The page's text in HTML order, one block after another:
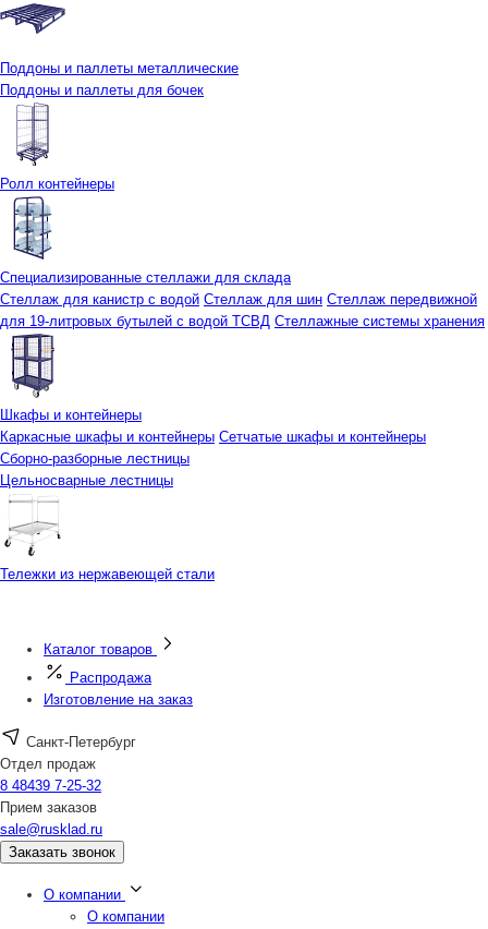
Поддоны и паллеты металлические
Поддоны и паллеты для бочек
Ролл контейнеры
Специализированные стеллажи для склада
Стеллаж для канистр с водой Стеллаж для шин Стеллаж передвижной
для 19-литровых бутылей с водой ТСВД Стеллажные системы хранения
Шкафы и контейнеры
Каркасные шкафы и контейнеры Сетчатые шкафы и контейнеры
Сборно-разборные лестницы
Цельносварные лестницы
Тележки из нержавеющей стали
Каталог товаров
Распродажа
Изготовление на заказ
Санкт-Петербург
Отдел продаж
8 48439 7-25-32
Прием заказов
sale@rusklad.ru
Заказать звонок
О компании
О компании